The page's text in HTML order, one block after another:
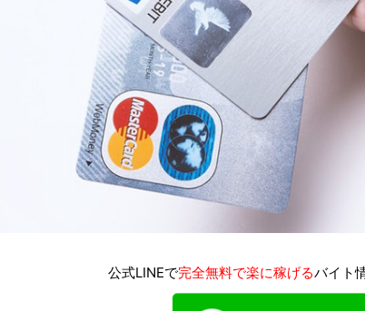
公式LINEで完全無料で楽に稼げるバイト